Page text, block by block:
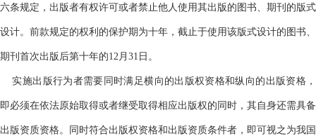
六条规定，出版者有权许可或者禁止他人使用其出版的图书、期刊的版式
设计。前款规定的权利的保护期为十年，截止于使用该版式设计的图书、
期刊首次出版后第十年的12月31日。
实施出版行为者需要同时满足横向的出版权资格和纵向的出版资格，
即必须在依法原始取得或者继受取得相应出版权的同时，其自身还需具备
出版资质资格。同时符合出版权资格和出版资质条件者，即可视之为我国